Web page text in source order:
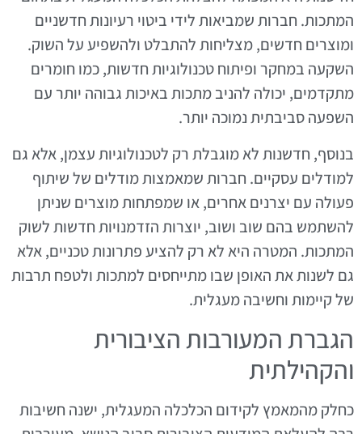
המתכות. חברות שמביאות לידי ביטוי רעיונות חדשניים
ומוצרים חדשים, מצליחות להתבלט ולהשפיע על השוק.
השקעה במחקר ופיתוח טכנולוגיות חדשות, כמו חומרים
מתקדמים, יכולה להניב מתכות באיכות גבוהה יותר עם
השפעה סביבתית נמוכה יותר.
בנוסף, חדשנות לא מוגבלת רק לטכנולוגיות עצמן, אלא גם
למודלים עסקיים. חברות שמאמצות מודלים של שיתוף
פעולה עם יצרנים אחרים, או שמפתחות מוצרים שניתן
להשתמש בהם שוב ושוב, יוצרות הזדמנויות חדשות לשוק
המתכות. המטרה היא לא רק להציע פתרונות טכניים, אלא
גם לשנות את האופן שבו מתייחסים למתכות ולטפח תרבות
של קיימות וחשיבה מעגלית.
הגברת המעורבות הציבורית
והקהילתית
כחלק מהמאמץ לקידום הכלכלה המעגלית, ישנה חשיבות